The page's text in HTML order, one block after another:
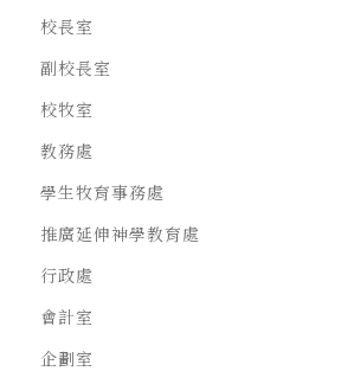
校長室
副校長室
校牧室
教務處
學生牧育事務處
推廣延伸神學教育處
行政處
會計室
企劃室